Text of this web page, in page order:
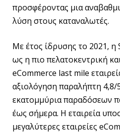
προσφέροντας μια
λύση στους καταναλωτές.
Με έτος ίδρυσης το 2021, η
ως η πιο πελατοκεντρική
eCommerce last mile
αξιολόγηση παραλήπτη 4,8/
εκατομμύρια παραδόσεων
έως σήμερα. Η εταιρεία
μεγαλύτερες εταιρείες